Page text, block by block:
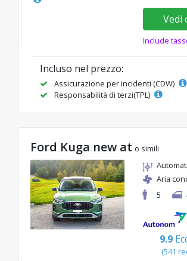
Vedi
Include
Incluso nel prezzo:
Assicurazione per incidenti (CDW)
Responsabilità di terzi(TPL)
Ford Kuga new at o simili
Aria
5
9.9
(541